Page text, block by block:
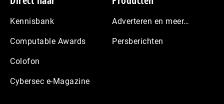
Kennisbank
Computable Awards
Colofon
Cybersec e-Magazine
Adverteren en meer…
Persberichten